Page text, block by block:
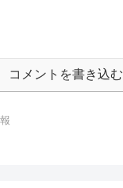
コメントを書き込む